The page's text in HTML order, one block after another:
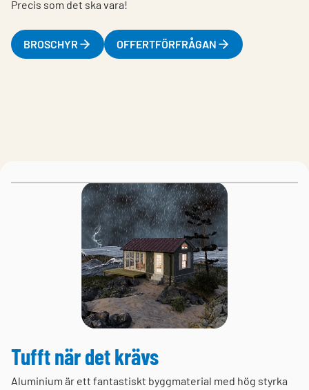
Precis som det ska vara!
BROSCHYR OFFERTFÖRFRÅGAN
Tufft när det krävs
Aluminium är ett fantastiskt byggmaterial med hög styrka